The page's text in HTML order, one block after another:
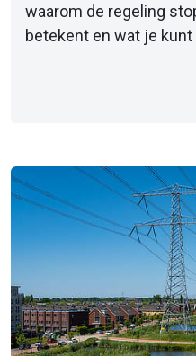
waarom de regeling
betekent en wat je kunt